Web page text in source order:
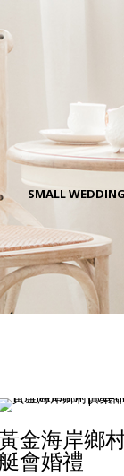
Secret
Live Stream
Photo Booth
Booth
SMALL WEDDING
金海岸鄉
會婚禮